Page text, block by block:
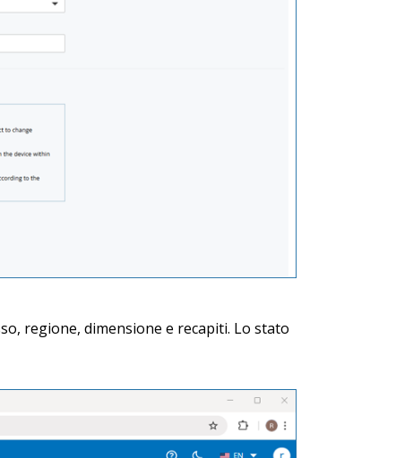
regione, dimensione e recapiti. Lo stato